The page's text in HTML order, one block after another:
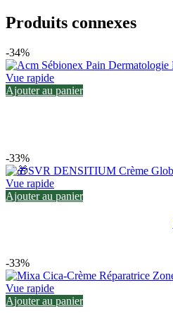
Produits connexes
-34%
Vue rapide
Ajouter au panier
-33%
Vue rapide
Ajouter au panier
-33%
Vue rapide
Ajouter au panier